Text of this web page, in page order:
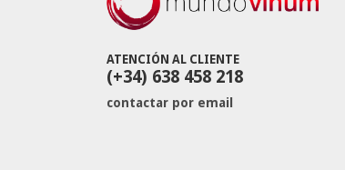
ATENCIÓN AL CLIENTE
(+34) 638 458 218
contactar por email